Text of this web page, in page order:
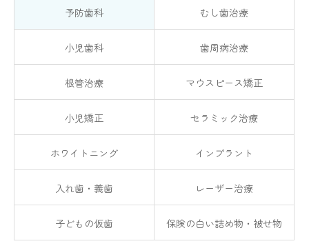
予防歯科 むし歯治療
小児歯科 歯周病治療
根管治療 マウスピース矯正
小児矯正 セラミック治療
ホワイトニング インプラント
入れ歯・義歯 レーザー治療
子どもの仮歯 保険の白い詰め物・被せ物